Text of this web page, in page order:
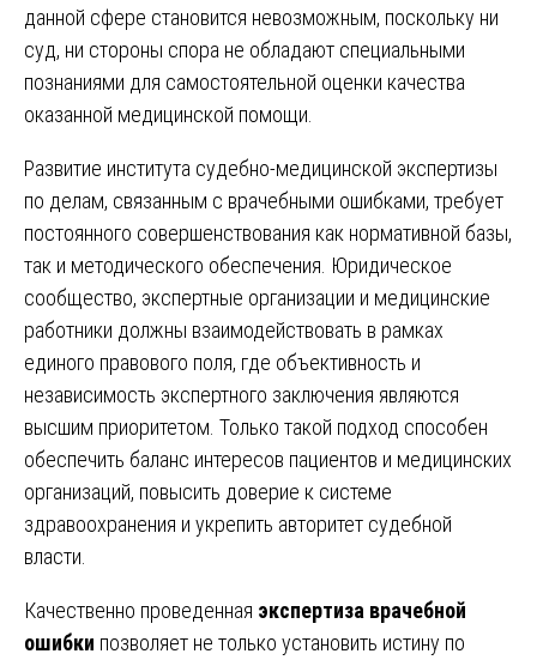
данной сфере становится невозможным, поскольку ни
суд, ни стороны спора не обладают специальными
познаниями для самостоятельной оценки качества
оказанной медицинской помощи.
Развитие института судебно-медицинской экспертизы
по делам, связанным с врачебными ошибками, требует
постоянного совершенствования как нормативной базы,
так и методического обеспечения. Юридическое
сообщество, экспертные организации и медицинские
работники должны взаимодействовать в рамках
единого правового поля, где объективность и
независимость экспертного заключения являются
высшим приоритетом. Только такой подход способен
обеспечить баланс интересов пациентов и медицинских
организаций, повысить доверие к системе
здравоохранения и укрепить авторитет судебной
власти.
Качественно проведенная экспертиза врачебной
ошибки позволяет не только установить истину по